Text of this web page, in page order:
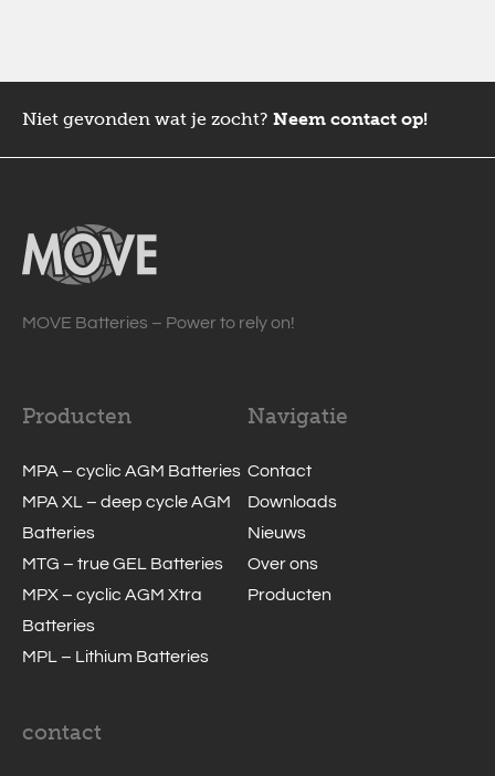
Niet gevonden wat je zocht? Neem contact op!
MOVE Batteries – Power to rely on!
Producten
MPA – cyclic AGM Batteries
MPA XL – deep cycle AGM
Batteries
MTG – true GEL Batteries
MPX – cyclic AGM Xtra
Batteries
MPL – Lithium Batteries
Navigatie
Contact
Downloads
Nieuws
Over ons
Producten
contact